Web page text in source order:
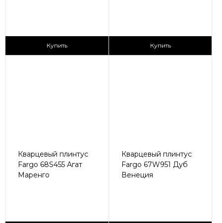
Купить Купить
Кварцевый плинтус
Fargo 68S455 Агат
Маренго
Кварцевый плинтус
Fargo 67W951 Дуб
Венеция